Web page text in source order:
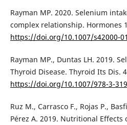
Rayman MP. 2020. Selenium
complex relationship. Hormones
https://doi.org/10.1007/s42000-
Rayman MP., Duntas LH. 2019.
Thyroid Disease. Thyroid Its Dis.
https://doi.org/10.1007/978-3-
Ruz M., Carrasco F., Rojas P.,
Pérez A. 2019. Nutritional Effects